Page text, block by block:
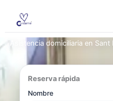
contenido
Asistencia domiciliaria en Sant
Reserva rápida
Nombre